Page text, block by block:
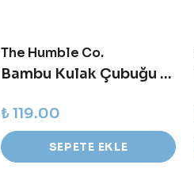
The Humble Co.
Bambu Kulak Çubuğu - Beyaz - 100 adet
₺ 119.00
SEPETE EKLE